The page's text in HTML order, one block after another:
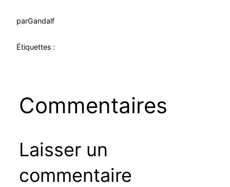
parGandalf
Étiquettes :
Commentaires
Laisser un
commentaire